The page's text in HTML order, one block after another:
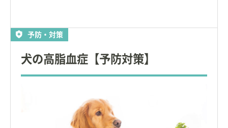
予防・対策
犬の高脂血症【予防対策】